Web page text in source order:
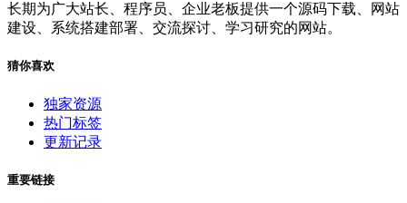
长期为广大站长、程序员、企业老板提供一个源码下载、网站
建设、系统搭建部署、交流探讨、学习研究的网站。
猜你喜欢
独家资源
热门标签
更新记录
重要链接